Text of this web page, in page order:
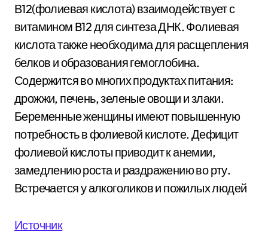
В12(фолиевая кислота) взаимодействует с
витамином B12 для синтеза ДНК. Фолиевая
кислота также необходима для расщепления
белков и образования гемоглобина.
Содержится во многих продуктах питания:
дрожжи, печень, зеленые овощи и злаки.
Беременные женщины имеют повышенную
потребность в фолиевой кислоте. Дефицит
фолиевой кислоты приводит к анемии,
замедлению роста и раздражению во рту.
Встречается у алкоголиков и пожилых людей
Источник